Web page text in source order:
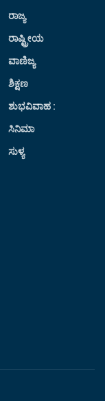
ರಾಜ್ಯ
ರಾಷ್ಟ್ರೀಯ
ವಾಣಿಜ್ಯ
ಶಿಕ್ಷಣ
ಶುಭವಿವಾಹ :
ಸಿನಿಮಾ
ಸುಳ್ಯ